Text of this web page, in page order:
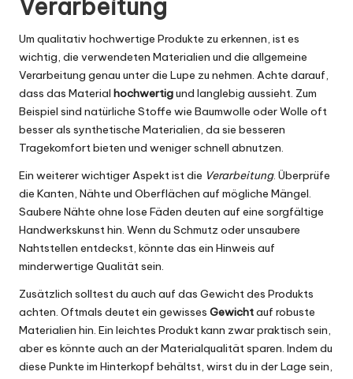
Verarbeitung
Um qualitativ hochwertige Produkte zu erkennen, ist es
wichtig, die verwendeten Materialien und die allgemeine
Verarbeitung genau unter die Lupe zu nehmen. Achte darauf,
dass das Material hochwertigund langlebig aussieht. Zum
Beispiel sind natürliche Stoffe wie Baumwolle oder Wolle oft
besser als synthetische Materialien, da sie besseren
Tragekomfort bieten und weniger schnell abnutzen.
Ein weiterer wichtiger Aspekt ist die Verarbeitung. Überprüfe
die Kanten, Nähte und Oberflächen auf mögliche Mängel.
Saubere Nähte ohne lose Fäden deuten auf eine sorgfältige
Handwerkskunst hin. Wenn du Schmutz oder unsaubere
Nahtstellen entdeckst, könnte das ein Hinweis auf
minderwertige Qualität sein.
Zusätzlich solltest du auch auf das Gewicht des Produkts
achten. Oftmals deutet ein gewisses Gewichtauf robuste
Materialien hin. Ein leichtes Produkt kann zwar praktisch sein,
aber es könnte auch an der Materialqualität sparen. Indem du
diese Punkte im Hinterkopf behältst, wirst du in der Lage sein,